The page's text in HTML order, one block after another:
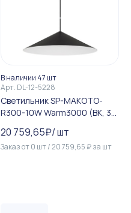
В наличии 47 шт
Арт. DL-12-5228
Светильник SP-MAKOTO-
R300-10W Warm3000 (BK, 36
20 759,65₽/шт
Заказ от0 шт/20 759,65 ₽за шт